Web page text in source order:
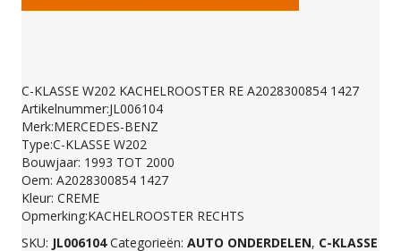
W202
KACHELROOSTER
RE
C-KLASSE W202 KACHELROOSTER RE A2028300854 1427
Artikelnummer:JL006104
Merk:MERCEDES-BENZ
Type:C-KLASSE W202
Bouwjaar: 1993 TOT 2000
Oem: A2028300854 1427
Kleur: CREME
Opmerking:KACHELROOSTER RECHTS
SKU: JL006104 Categorieën: AUTO ONDERDELEN, C-KLASSE